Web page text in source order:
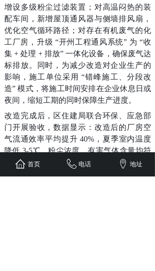
增设多级粉尘过滤装置；对高温闷热的装
配车间，新增屋顶通风器与侧墙排风扇，
优化空气循环路径；对存在有机废气的化
工厂房，升级 “开州工程通风系统” 为 “收
集 + 处理 + 排放” 一体化设备，确保废气达
标排放。同时，为减少改造对企业生产的
影响，施工单位采用 “错峰施工、分段改
造” 模式，将施工时间安排在企业休息日或
夜间，缩短工期的同时保障生产进度。
改造完成后，区住建局联合环保、应急部
门开展验收，数据显示：改造后的厂房空
气流通效率平均提升 40%，夏季室内温度
降低 3-5℃，粉尘浓度、有害气体含量均符
合国家职业卫生标准，企业通风设备能耗
首页 电话 地址